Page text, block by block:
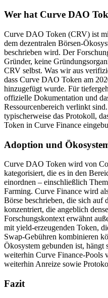
Wer hat Curve DAO
Curve DAO Token (CRV) ist
dem dezentralen Börsen-
beschrieben wird. Der
Gründer, keine
CRV selbst. Was wir aus
dass Curve DAO Token am
hinzugefügt wurde. Für
offizielle Dokumentation und
Ressourcenbereich verlinkt
typischerweise das Protokoll,
Token in Curve Finance
Adoption und
Curve DAO Token wird von
kategorisiert, die es in den
einordnen – einschließlich
Farming. Curve Finance wird
Börse beschrieben, die sich auf
konzentriert, die angeblich
Forschungskontext erwähnt
mit yield-erzeugenden Token,
Swap-Gebühren kombinieren
Ökosystem gebunden ist, hängt
weiterhin Curve Finance-Pools
weiterhin Anreize sowie
Fazit